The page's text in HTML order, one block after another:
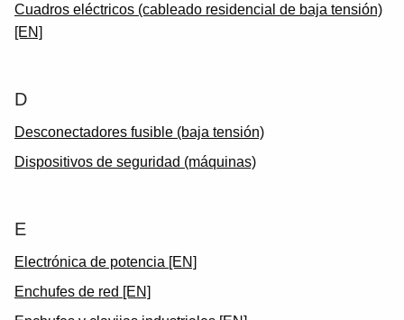
Cuadros eléctricos (cableado residencial de baja tensión)
[EN]
D
Desconectadores fusible (baja tensión)
Dispositivos de seguridad (máquinas)
E
Electrónica de potencia [EN]
Enchufes de red [EN]